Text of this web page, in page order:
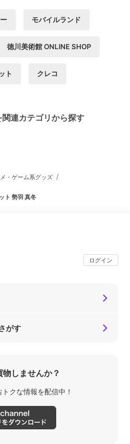
モバイルランド
徳川美術館 ONLINE SHOP
ト クレコ
連カテゴリから探す
・ゲーム系グッズ /
ト 勢羽 真冬
ログイン
がす
しませんか？
クな情報を配信中！